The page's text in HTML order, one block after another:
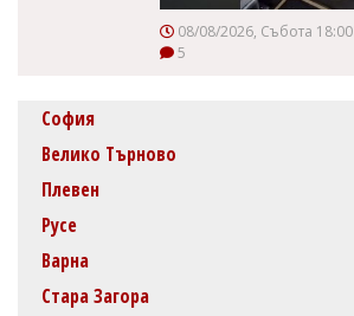
08/08/2026, Събота 18:00
5
София
Велико Търново
Плевен
Русе
Варна
Стара Загора